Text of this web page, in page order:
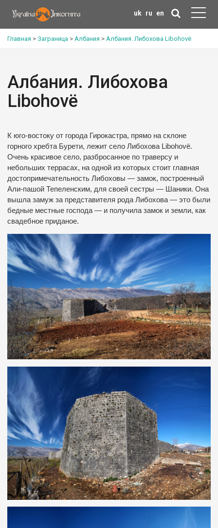
uk ru en
Главная > Заграница > Албания > Албания. Либохова Libohovë
Албания. Либохова
Libohovë
К юго-востоку от города Гирокастра, прямо на склоне
горного хребта Бурети, лежит село Либохова Libohovë.
Очень красивое село, разбросанное по траверсу и
небольших террасах, на одной из которых стоит главная
достопримечательность Либоховы — замок, построенный
Али-пашой Тепеленским, для своей сестры — Шаники. Она
вышла замуж за представителя рода Либохова — это были
бедные местные господа — и получила замок и земли, как
свадебное приданое.